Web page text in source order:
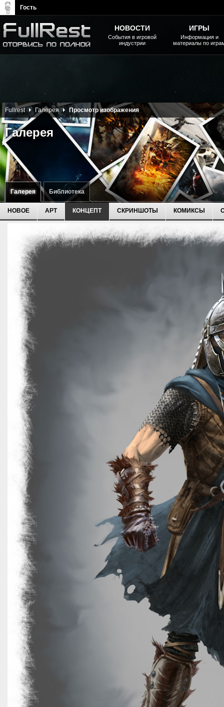
Галерея Библиотека
Галерея
Fullrest Галерея Просмотр изображения
НОВОЕ АРТ КОНЦЕПТ СКРИНШОТЫ КОМИКСЫ
НОВОСТИ
События в игровой
индустрии
ИГРЫ
Информация и
материалы по
Гость